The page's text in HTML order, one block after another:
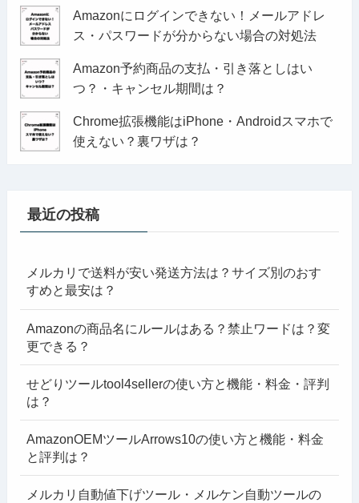
Amazonにログインできない！メールアドレ
ス・パスワードが分からない場合の対処法
Amazon予約商品の支払・引き落としはい
つ？・キャンセル期間は？
Chrome拡張機能はiPhone・Androidスマホで
使えない？裏ワザは？
最近の投稿
メルカリで送料が安い発送方法は？サイズ別のおす
すめと最安は？
Amazonの商品名にルールはある？禁止ワードは？変
更できる？
せどりツールtool4sellerの使い方と機能・料金・評判
は？
AmazonOEMツールArrows10の使い方と機能・料金
と評判は？
メルカリ自動値下げツール・メルケン自動ツールの